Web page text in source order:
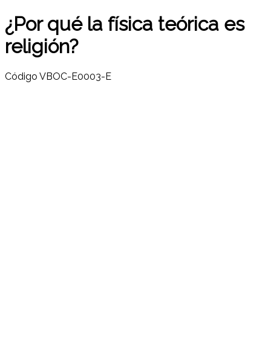
¿Por qué la física teórica es
religión?
Código VBOC-E0003-E